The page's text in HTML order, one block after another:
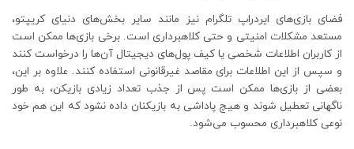
فضای بازی‌های ایردراپ تلگرام نیز مانند سایر بخش‌های دنیای کریپتو،
مستعد مشکلات امنیتی و حتی کلاهبرداری است. برخی بازی‌ها ممکن است
از کاربران اطلاعات شخصی یا کیف پول‌های دیجیتال آن‌ها را درخواست کنند
و سپس از این اطلاعات برای مقاصد غیرقانونی استفاده کنند. علاوه بر این،
بعضی از بازی‌ها ممکن است پس از جذب تعداد زیادی بازیکن، به طور
ناگهانی تعطیل شوند و هیچ پاداشی به بازیکنان داده نشود که این هم خود
نوعی کلاهبرداری محسوب می‌شود.